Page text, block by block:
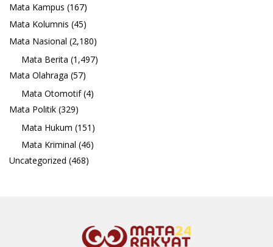
Mata Kampus (167)
Mata Kolumnis (45)
Mata Nasional (2,180)
Mata Berita (1,497)
Mata Olahraga (57)
Mata Otomotif(4)
Mata Politik (329)
Mata Hukum (151)
Mata Kriminal (46)
Uncategorized (468)